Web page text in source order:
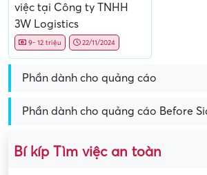
việc tại Công ty TNHH
3W Logistics
9- 12 triệu 22/11/2024
Phần dành cho quảng cáo
Phần dành cho quảng cáo Before
Bí kíp Tìm việc an toàn